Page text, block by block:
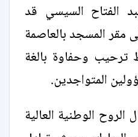
الفتاح السيسي قد
المسجد بالعاصمة
ترحيب وحفاوة بالغة
المتواجدين.
الوطنية العالية